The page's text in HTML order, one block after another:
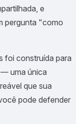
e
pergunta "como
foi construída para
— uma única
que sua
pode defender